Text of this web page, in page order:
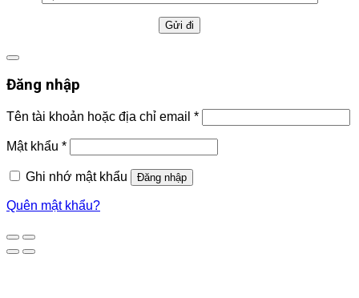
Đăng nhập
Tên tài khoản hoặc địa chỉ email *
Mật khẩu *
Ghi nhớ mật khẩu Đăng nhập
Quên mật khẩu?